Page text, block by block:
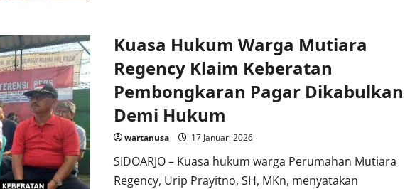
Investasi
Rp
Miliar
Naik
ke
Penyidikan,
Libatkan
Bupati
Sidoarjo
Kuasa Hukum Warga Mutiara
Regency Klaim Keberatan
Pembongkaran Pagar Dikabulkan
Demi Hukum
wartanusa 17 Januari 2026
SIDOARJO – Kuasa hukum warga Perumahan Mutiara
Regency, Urip Prayitno, SH, MKn, menyatakan